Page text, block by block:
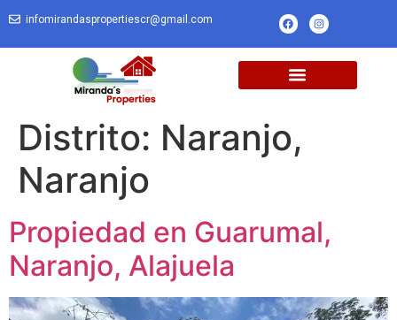
infomirandaspropertiescr@gmail.com
Distrito: Naranjo,
Naranjo
Propiedad en Guarumal,
Naranjo, Alajuela